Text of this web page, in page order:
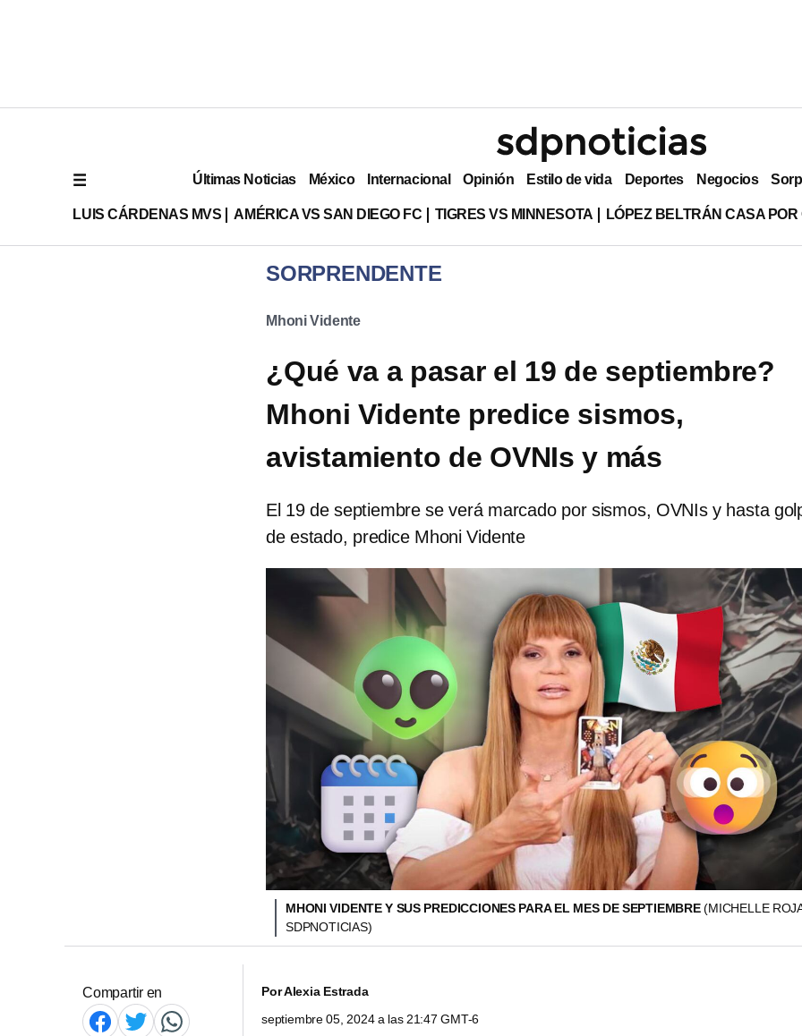
Últimas Noticias México Internacional Opinión Estilo de vida Deportes Negocios
LUIS CÁRDENAS MVS AMÉRICA VS SAN DIEGO FC TIGRES VS MINNESOTA LÓPEZ BELTRÁN CASA
SORPRENDENTE
Mhoni Vidente
¿Qué va a pasar el 19 de septiembre?
Mhoni Vidente predice sismos,
avistamiento de OVNIs y más
El 19 de septiembre se verá marcado por sismos, OVNIs y hasta
de estado, predice Mhoni Vidente
MHONI VIDENTE Y SUS PREDICCIONES PARA EL MES DE SEPTIEMBRE(MICHELLE
SDPNOTICIAS)
Compartir en PorAlexia Estrada
septiembre 05, 2024 a las 21:47 GMT-6